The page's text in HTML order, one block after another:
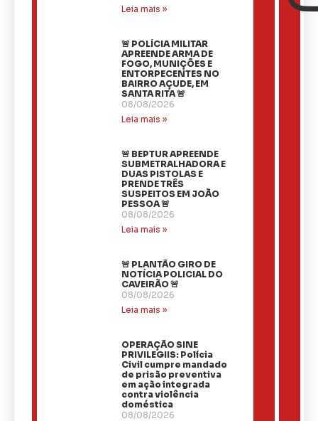
Leia mais »
🚨 POLÍCIA MILITAR
APREENDE ARMA DE
FOGO, MUNIÇÕES E
ENTORPECENTES NO
BAIRRO AÇUDE, EM
SANTA RITA 🚨
08/08/2026
Leia mais »
🚨 BEPTUR APREENDE
SUBMETRALHADORA E
DUAS PISTOLAS E
PRENDE TRÊS
SUSPEITOS EM JOÃO
PESSOA 🚨
08/08/2026
Leia mais »
🚨 PLANTÃO GIRO DE
NOTÍCIA POLICIAL DO
CAVEIRÃO 🚨
08/08/2026
Leia mais »
OPERAÇÃO SINE
PRIVILEGIIS: Polícia
Civil cumpre mandado
de prisão preventiva
em ação integrada
contra violência
doméstica
08/08/2026